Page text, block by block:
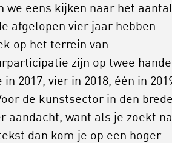
we eens kijken naar het aantal
afgelopen vier jaar hebben
op het terrein van
zijn op twee
2017, vier in 2018, één in
de kunstsector in den
aandacht, want als je zoekt
dan kom je op een hoger